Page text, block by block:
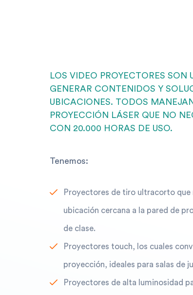
LOS VIDEO PROYECTORES SON
GENERAR CONTENIDOS Y
UBICACIONES. TODOS
PROYECCIÓN LÁSER QUE NO
CON 20.000 HORAS DE USO.
Tenemos:
Proyectores de tiro ultracorto que
ubicación cercana a la pared de
de clase.
Proyectores touch, los cuales
proyección, ideales para salas de
Proyectores de alta luminosidad